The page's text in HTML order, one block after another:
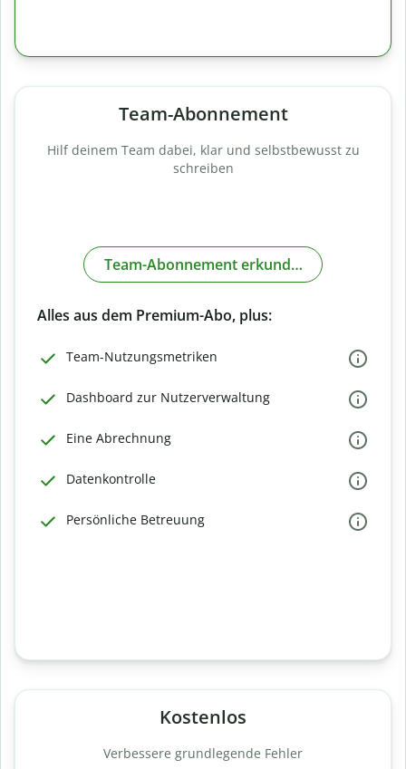
Team-Abonnement
Hilf deinem Team dabei, klar und selbstbewusst zu
schreiben
Team-Abonnement erkunden
Alles aus dem Premium-Abo, plus:
Team-Nutzungsmetriken
Dashboard zur Nutzerverwaltung
Eine Abrechnung
Datenkontrolle
Persönliche Betreuung
Kostenlos
Verbessere grundlegende Fehler